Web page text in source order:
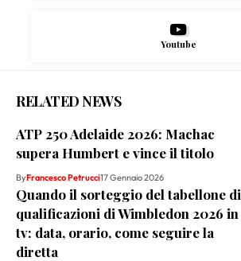
Youtube
RELATED NEWS
ATP 250 Adelaide 2026: Machac
supera Humbert e vince il titolo
ByFrancesco Petrucci17 Gennaio 2026
Quando il sorteggio del tabellone di
qualificazioni di Wimbledon 2026 in
tv: data, orario, come seguire la
diretta